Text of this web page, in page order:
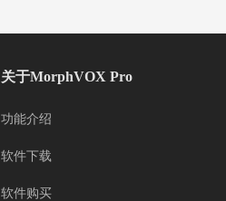
关于MorphVOX Pro
功能介绍
软件下载
软件购买